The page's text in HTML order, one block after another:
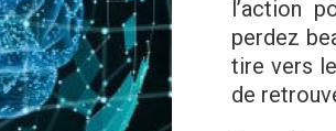
l’action
perdez
tire vers
de